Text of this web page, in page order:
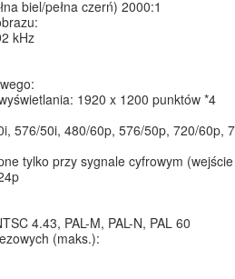
biel/pełna czerń) 2000:1
kHz
1920 x 1200 punktów *4
576/50i, 480/60p, 576/50p, 720/60p,
tylko przy sygnale cyfrowym
4.43, PAL-M, PAL-N, PAL 60
(maks.):